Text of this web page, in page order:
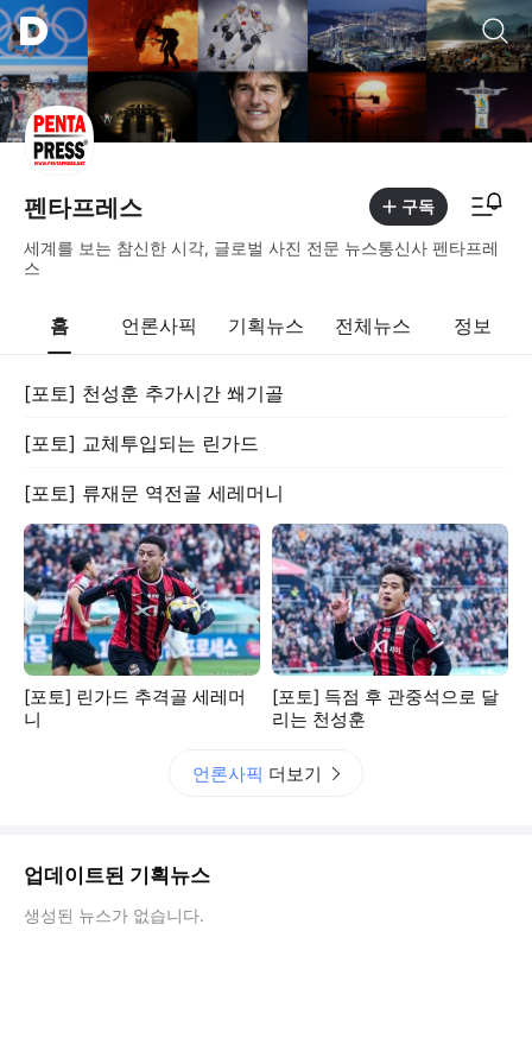
펜타프레스 구독
세계를 보는 참신한 시각, 글로벌 사진 전문 뉴스통신사 펜타프레
스
홈 언론사픽 기획뉴스 전체뉴스 정보
[포토] 천성훈 추가시간 쐐기골
[포토] 교체투입되는 린가드
[포토] 류재문 역전골 세레머니
[포토] 린가드 추격골 세레머
니
[포토] 득점 후 관중석으로 달
리는 천성훈
언론사픽 더보기
업데이트된 기획뉴스
생성된 뉴스가 없습니다.